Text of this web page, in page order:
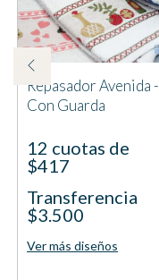
Repasador Avenida -
Con Guarda
12 cuotas de
$417
Transferencia
$3.500
Ver más diseños